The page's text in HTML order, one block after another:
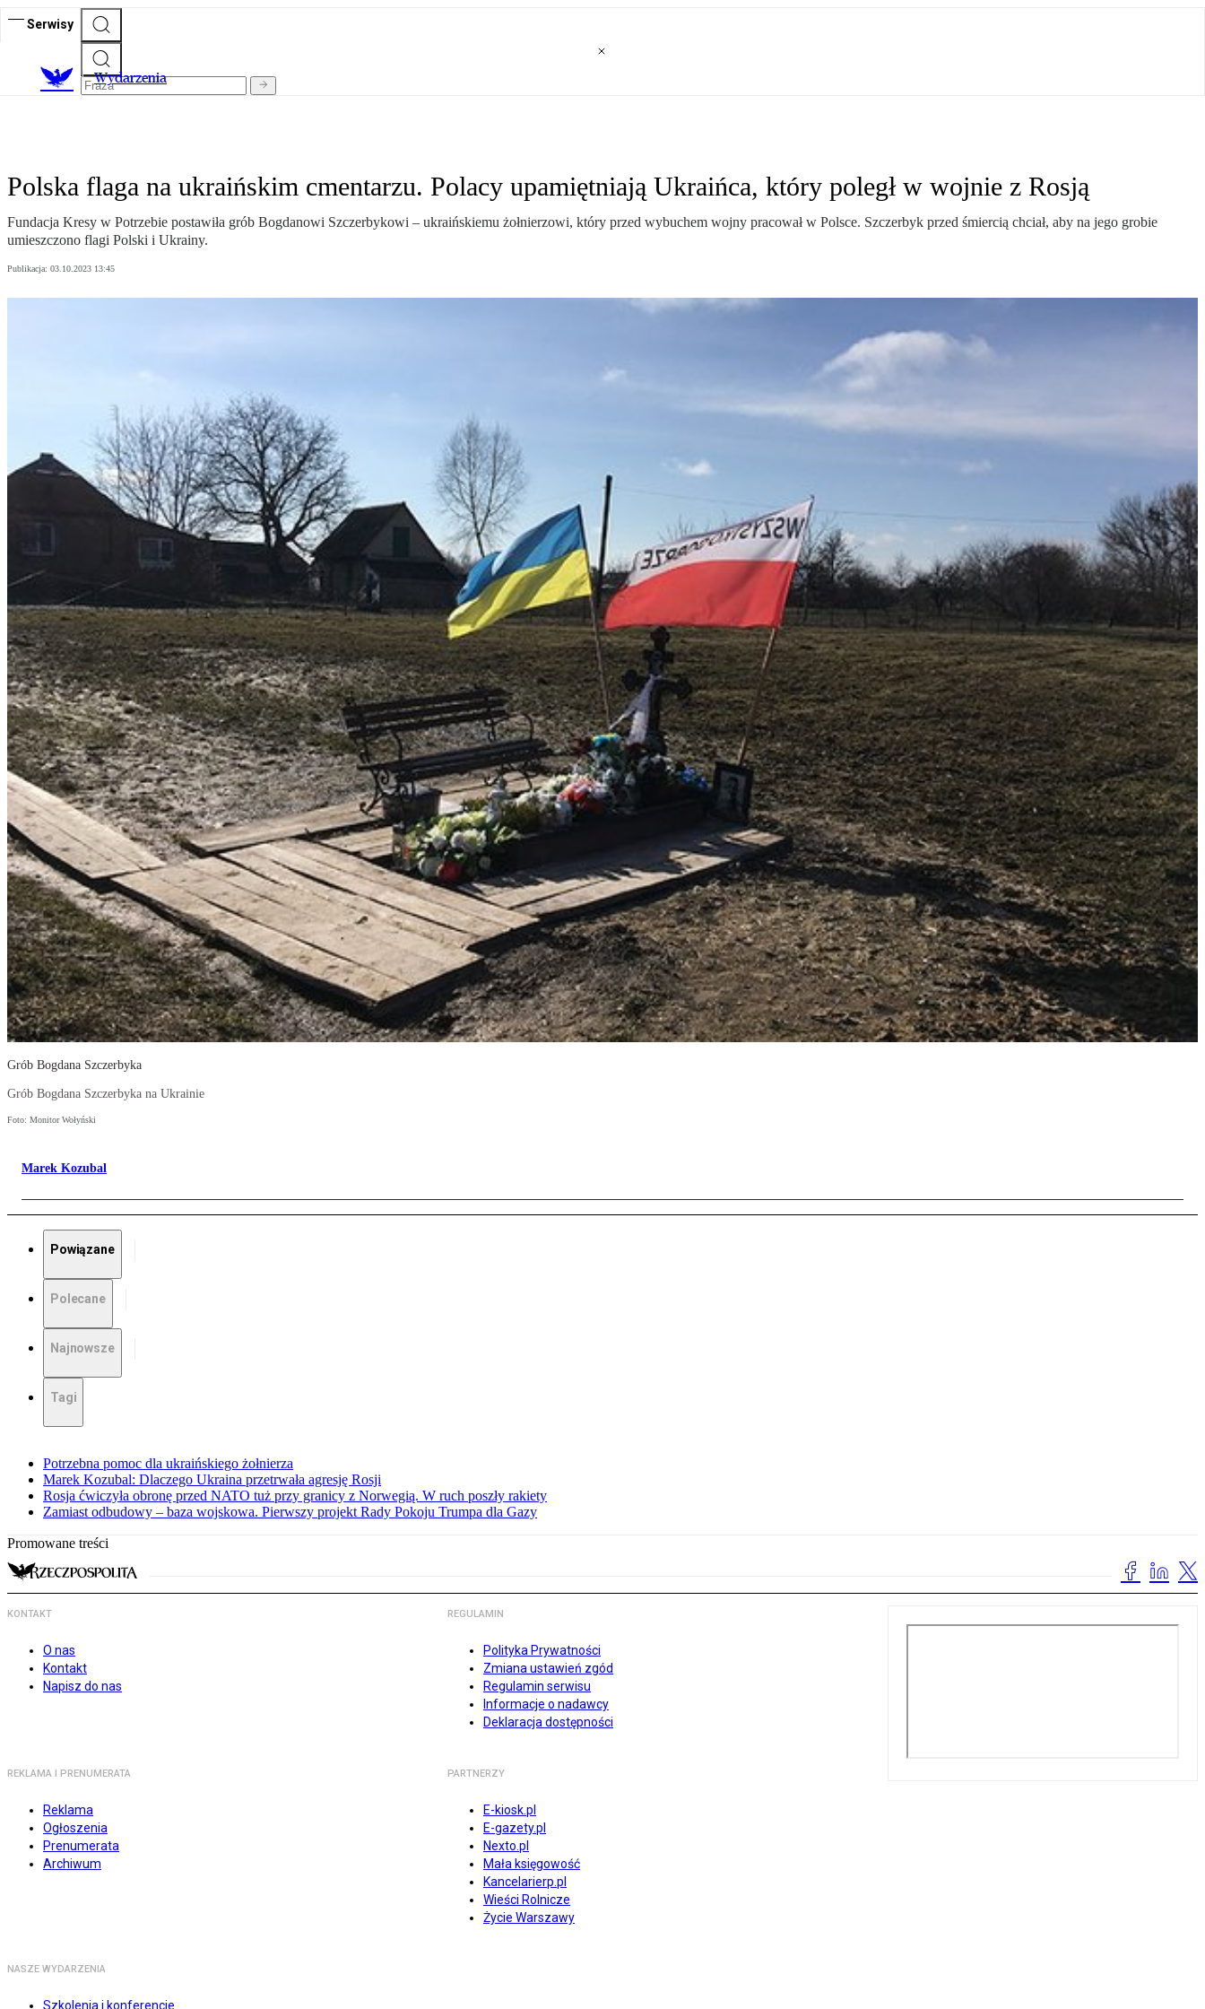
Serwisy
Wydarzenia
Polska flaga na ukraińskim cmentarzu. Polacy upamiętniają Ukraińca, który poległ w wojnie z Rosją
Fundacja Kresy w Potrzebie postawiła grób Bogdanowi Szczerbykowi – ukraińskiemu żołnierzowi, który przed wybuchem wojny pracował w Polsce. Szczerbyk przed śmiercią chciał, aby na jego grobie
umieszczono flagi Polski i Ukrainy.
Publikacja: 03.10.2023 13:45
Grób Bogdana Szczerbyka
Grób Bogdana Szczerbyka na Ukrainie
Foto: Monitor Wołyński
Marek Kozubal
Powiązane
Polecane
Najnowsze
Tagi
Potrzebna pomoc dla ukraińskiego żołnierza
Marek Kozubal: Dlaczego Ukraina przetrwała agresję Rosji
Rosja ćwiczyła obronę przed NATO tuż przy granicy z Norwegią. W ruch poszły rakiety
Zamiast odbudowy – baza wojskowa. Pierwszy projekt Rady Pokoju Trumpa dla Gazy
Promowane treści
KONTAKT
O nas
Kontakt
Napisz do nas
REGULAMIN
Polityka Prywatności
Zmiana ustawień zgód
Regulamin serwisu
Informacje o nadawcy
Deklaracja dostępności
REKLAMA I PRENUMERATA
Reklama
Ogłoszenia
Prenumerata
Archiwum
PARTNERZY
E-kiosk.pl
E-gazety.pl
Nexto.pl
Mała księgowość
Kancelarierp.pl
Wieści Rolnicze
Życie Warszawy
NASZE WYDARZENIA
Szkolenia i konferencje